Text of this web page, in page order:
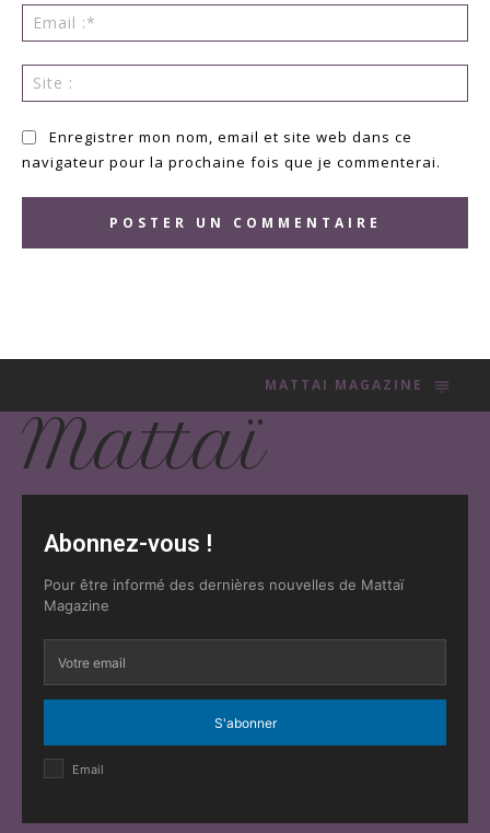
:*
:
Enregistrer mon nom, email et site web dans ce
navigateur pour la prochaine fois que je commenterai.
MATTAI MAGAZINE
Mattaï
Abonnez-vous !
Pour être informé des dernières nouvelles de Mattaï
Magazine
S'abonner
Email